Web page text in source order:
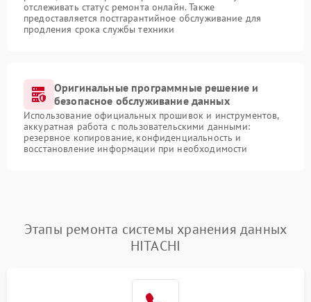
отслеживать статус ремонта онлайн. Также
предоставляется постгарантийное обслуживание для
продления срока службы техники
Оригинальные программные решение и
безопасное обслуживание данных
Использование официальных прошивок и инструментов,
аккуратная работа с пользовательскими данными:
резервное копирование, конфиденциальность и
восстановление информации при необходимости
Этапы ремонта системы хранения данных
HITACHI